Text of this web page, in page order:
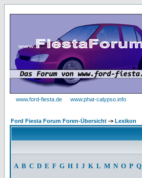
www.ford-fiesta.de www.phat-calypso.info
Ford Fiesta Forum Foren-Übersicht -> Lexikon
A B C D E F G H I J K L M N O P Q